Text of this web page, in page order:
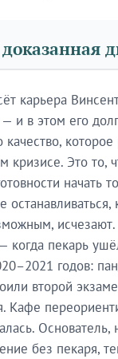
доказанная
карьера
и в этом его
качество,
кризисе. Это то,
начать
останавливаться,
когда пекарь
годов:
второй
Кафе
Основатель,
без пекаря,